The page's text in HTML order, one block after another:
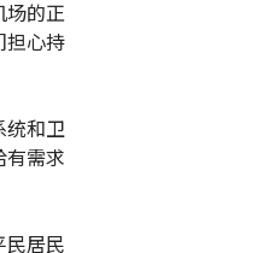
场的正
担心持
统和卫
有需求
民居民